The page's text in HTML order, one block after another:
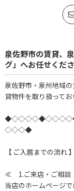
泉佐野市の賃貸、
グ」へお任せくだ
泉佐野市・泉州地域
貸物件を取り扱ってお
◇◇◇◆
【 ご入居までの流れ 】
≪ 1.ご来店・ご相
当店のホームページ